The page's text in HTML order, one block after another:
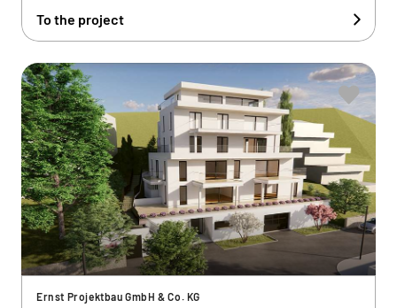
To the project
Ernst Projektbau GmbH & Co. KG